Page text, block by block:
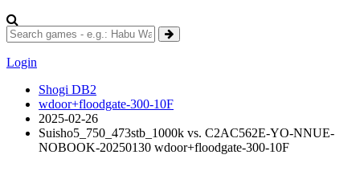
Login
Shogi DB2
wdoor+floodgate-300-10F
2025-02-26
Suisho5_750_473stb_1000k vs. C2AC562E-YO-NNUE-
NOBOOK-20250130 wdoor+floodgate-300-10F